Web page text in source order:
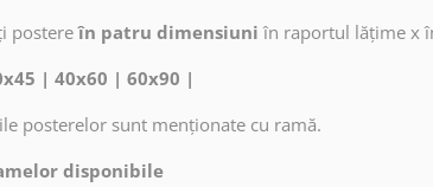
postere în patru dimensiuni în raportul lățime x
| 40x60 | 60x90 |
posterelor sunt menționate cu ramă.
disponibile